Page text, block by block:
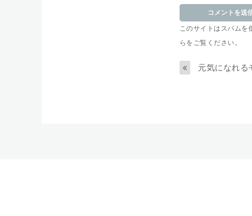
このサイトはスパムを
らをご覧ください 。
元気になれる